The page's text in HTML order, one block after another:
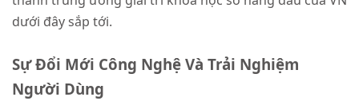
dưới đây sắp tới.
Sự Đổi Mới Công Nghệ Và Trải Nghiệm
Người Dùng